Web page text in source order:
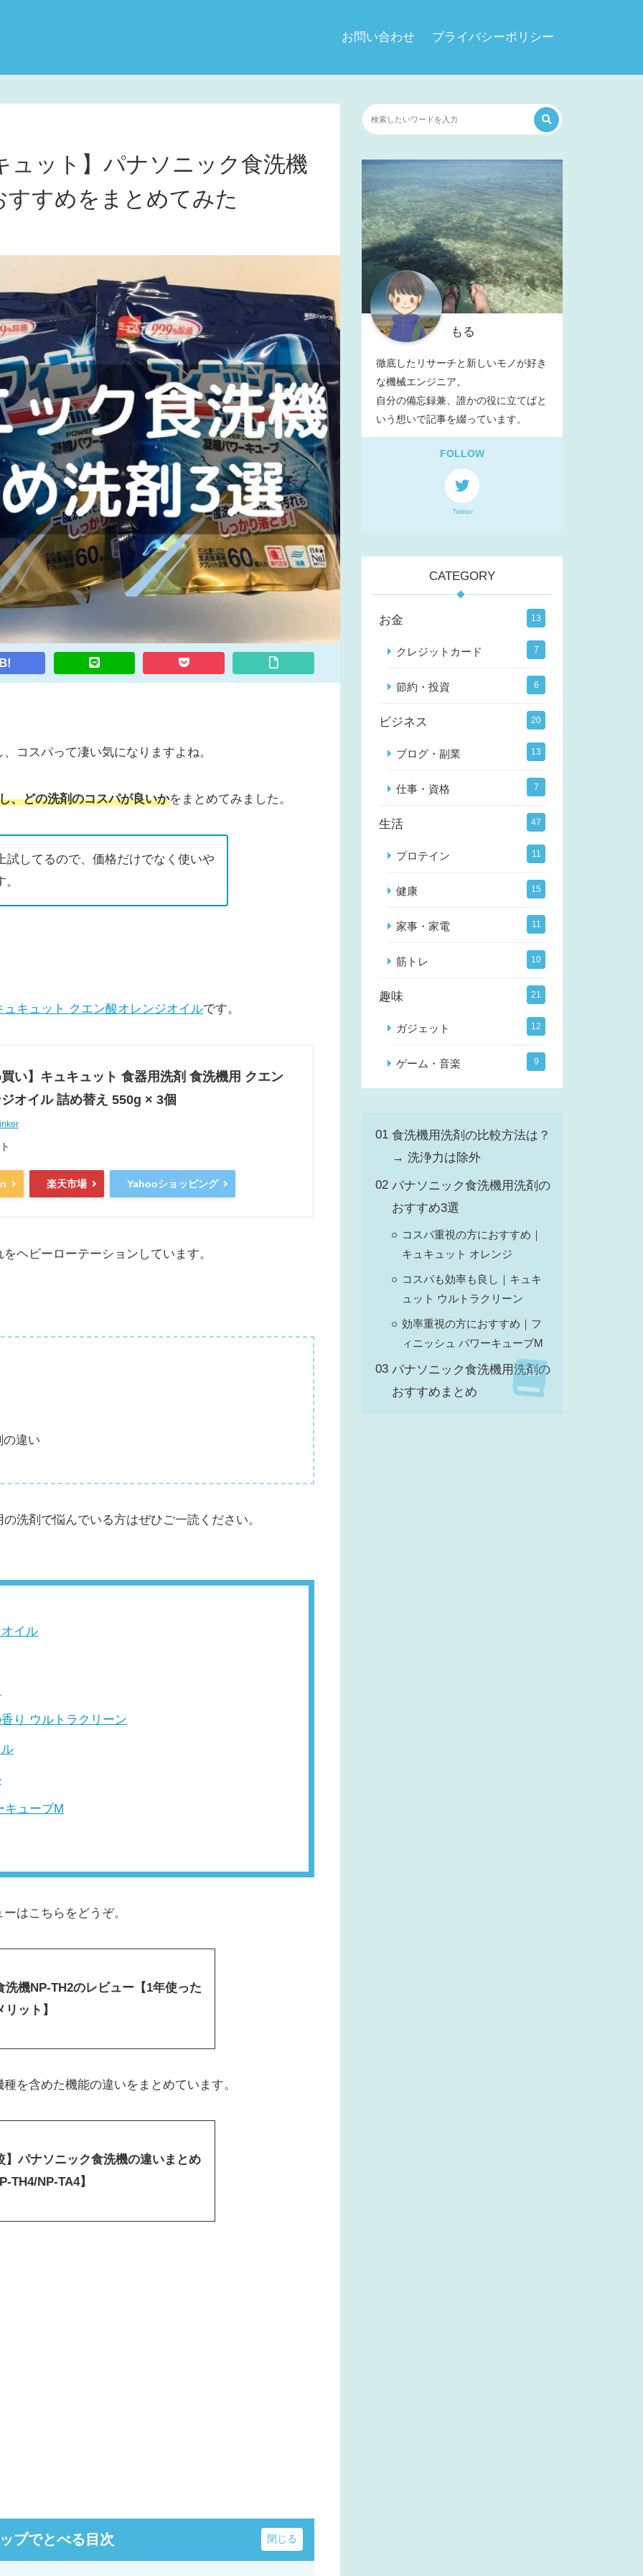
お問い合わせ プライバシーポリシー
ュット】パナソニック食洗機
すめをまとめてみた
コスパって凄い気になりますよね。
、どの洗剤のコスパが良いかをまとめてみました。
試してるので、価格だけでなく使いや
ュキュット クエン酸オレンジオイルです。
い】キュキュット 食器用洗剤 食洗機用 クエン
オイル 詰め替え 550g × 3個
楽天市場 Yahooショッピング
ヘビーローテーションしています。
の違い
洗剤で悩んでいる方はぜひご一読ください。
イル
り ウルトラクリーン
キューブM
はこちらをどうぞ。
洗機NP-TH2のレビュー【1年使った
ット】
を含めた機能の違いをまとめています。
】パナソニック食洗機の違いまとめ
TH4/NP-TA4】
プでとべる目次
もる
徹底したリサーチと新しいモノが好き
な機械エンジニア。
自分の備忘録兼、誰かの役に立てばと
いう想いで記事を綴っています。
FOLLOW
Twitter
CATEGORY
お金 13
クレジットカード 7
節約・投資 6
ビジネス 20
ブログ・副業 13
仕事・資格 7
生活 47
プロテイン 11
健康 15
家事・家電 11
筋トレ 10
趣味 21
ガジェット 12
ゲーム・音楽 9
食洗機用洗剤の比較方法は？
→ 洗浄力は除外
パナソニック食洗機用洗剤の
おすすめ3選
コスパ重視の方におすすめ｜
キュキュット オレンジ
コスパも効率も良し｜キュキ
ュット ウルトラクリーン
効率重視の方におすすめ｜フ
ィニッシュ パワーキューブM
パナソニック食洗機用洗剤の
おすすめまとめ